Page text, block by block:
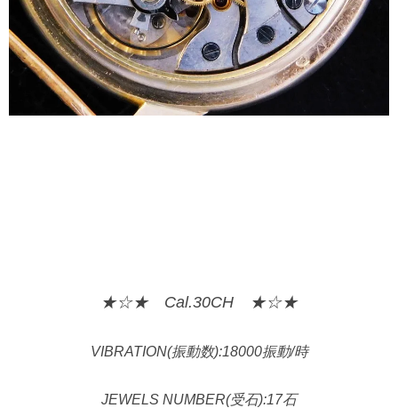
★☆★ Cal.30CH ★☆★
VIBRATION(振動数):18000振動/時
JEWELS NUMBER(受石):17石